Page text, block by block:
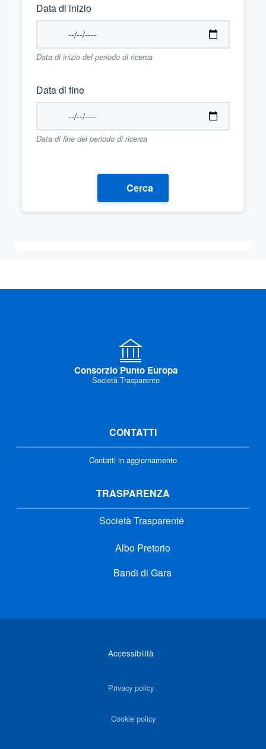
Data di inizio
Data di inizio del periodo di ricerca
Data di fine
Data di fine del periodo di ricerca
Cerca
Consorzio Punto Europa
Società Trasparente
CONTATTI
Contatti in aggiornamento
TRASPARENZA
Società Trasparente
Albo Pretorio
Bandi di Gara
Accessibilità
Privacy policy
Cookie policy